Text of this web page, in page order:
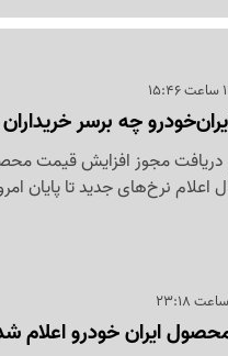
چه برسر
دریافت مجوز افزایش قیمت
اعلام نرخ‌های جدید تا پایان